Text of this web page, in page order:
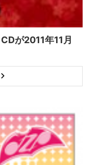
が2011年11月